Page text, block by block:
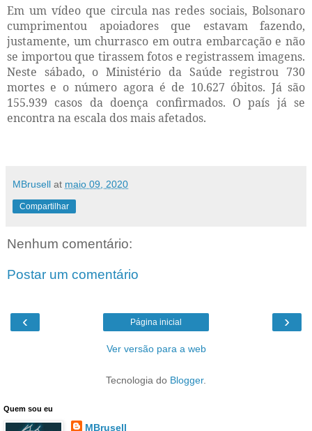
Em um vídeo que circula nas redes sociais, Bolsonaro
cumprimentou apoiadores que estavam fazendo,
justamente, um churrasco em outra embarcação e não
se importou que tirassem fotos e registrassem imagens.
Neste sábado, o Ministério da Saúde registrou 730
mortes e o número agora é de 10.627 óbitos. Já são
155.939 casos da doença confirmados. O país já se
encontra na escala dos mais afetados.
MBrusell at maio 09, 2020
Compartilhar
Nenhum comentário:
Postar um comentário
‹ ›
Página inicial
Ver versão para a web
Tecnologia do Blogger.
Quem sou eu
MBrusell